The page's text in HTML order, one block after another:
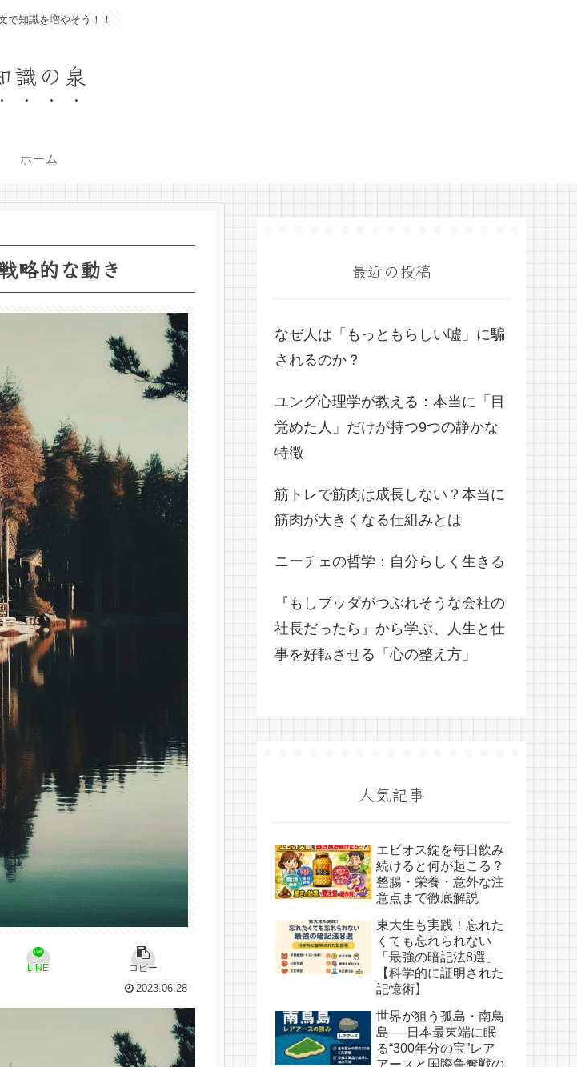
で知識を増やそう！！
識の泉
ホーム
略的な動き
LINE
コピー
2023.06.28
最近の投稿
なぜ人は「もっともらしい嘘」に騙
されるのか？
ユング心理学が教える：本当に「目
覚めた人」だけが持つ9つの静かな
特徴
筋トレで筋肉は成長しない？本当に
筋肉が大きくなる仕組みとは
ニーチェの哲学：自分らしく生きる
『もしブッダがつぶれそうな会社の
社長だったら』から学ぶ、人生と仕
事を好転させる「心の整え方」
人気記事
エビオス錠を毎日飲み
続けると何が起こる？
整腸・栄養・意外な注
意点まで徹底解説
東大生も実践！忘れた
くても忘れられない
「最強の暗記法8選」
【科学的に証明された
記憶術】
世界が狙う孤島・南鳥
島──日本最東端に眠
る“300年分の宝”レア